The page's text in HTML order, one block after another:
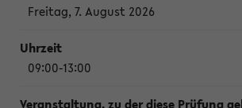
Freitag, 7. August 2026
09:00-13:00